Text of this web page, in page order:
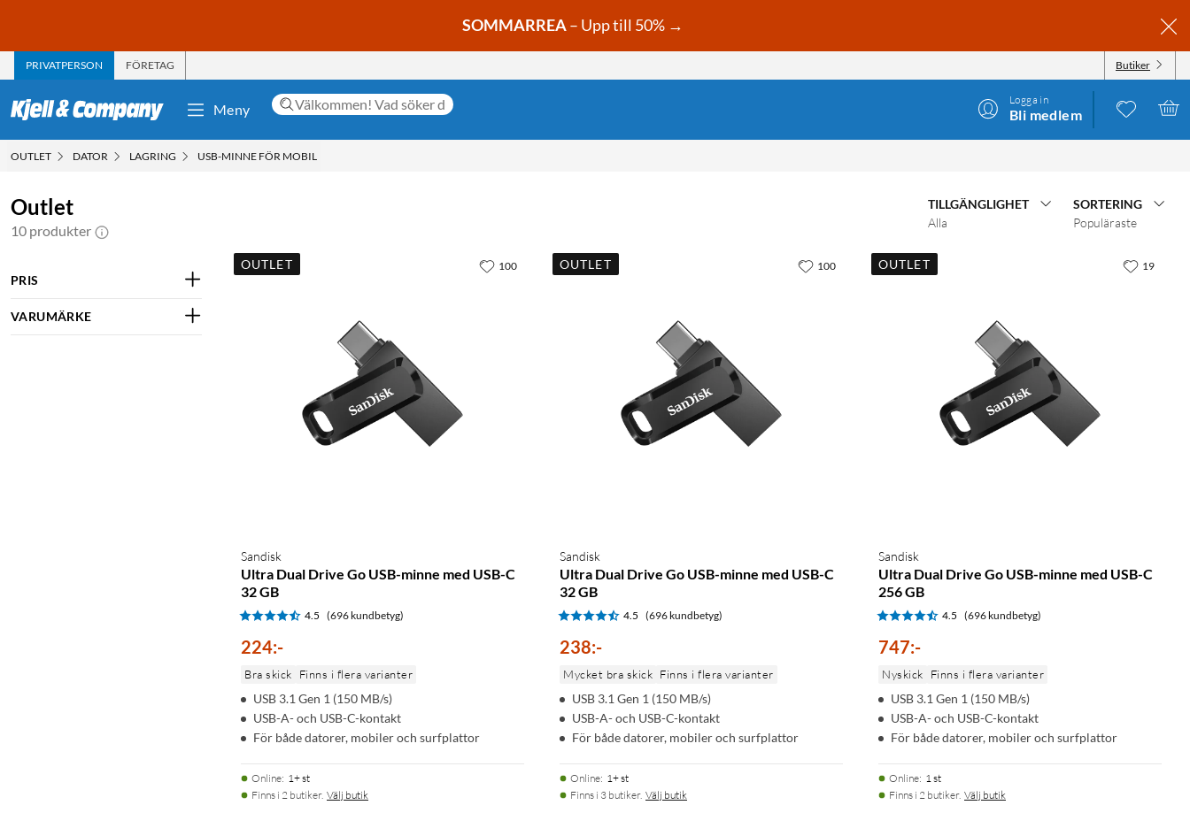
SOMMARREA– Upp till 50% →
PRIVATPERSON FÖRETAG Butiker
Meny
Logga in
Bli medlem
OUTLET DATOR LAGRING USB-MINNE FÖR MOBIL
Outlet
10 produkter
PRIS
VARUMÄRKE
TILLGÄNGLIGHET
Alla
SORTERING
Populäraste
OUTLET
Sandisk
Ultra Dual Drive Go USB-minne med USB-C
32 GB
4.5 (696 kundbetyg)
224:-
Bra skick Finns i flera varianter
USB 3.1 Gen 1 (150 MB/s)
USB-A- och USB-C-kontakt
För både datorer, mobiler och surfplattor
Online: 1+ st
Finns i 2 butiker. Välj butik
100 OUTLET
Sandisk
Ultra Dual Drive Go USB-minne med USB-C
32 GB
4.5 (696 kundbetyg)
238:-
Mycket bra skick Finns i flera varianter
USB 3.1 Gen 1 (150 MB/s)
USB-A- och USB-C-kontakt
För både datorer, mobiler och surfplattor
Online: 1+ st
Finns i 3 butiker. Välj butik
100 OUTLET
Sandisk
Ultra Dual Drive Go USB-minne med USB-C
256 GB
4.5 (696 kundbetyg)
747:-
Nyskick Finns i flera varianter
USB 3.1 Gen 1 (150 MB/s)
USB-A- och USB-C-kontakt
För både datorer, mobiler och surfplattor
Online: 1 st
Finns i 2 butiker. Välj butik
19